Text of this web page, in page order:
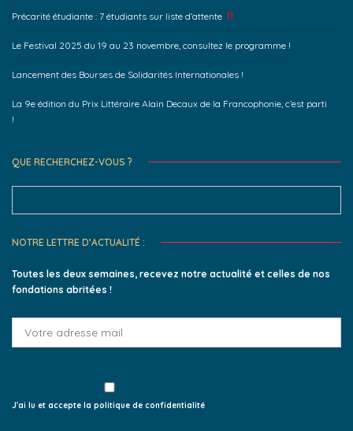
Précarité étudiante : 7 étudiants sur liste d’attente
Le Festival 2025 du 19 au 23 novembre, consultez le programme !
Lancement des Bourses de Solidarités Internationales !
La 9e édition du Prix Littéraire Alain Decaux de la Francophonie, c’est parti
!
QUE RECHERCHEZ-VOUS ?
Search
NOTRE LETTRE D’ACTUALITÉ :
Toutes les deux semaines, recevez notre actualité et celles de nos
fondations abritées !
J'ai lu et accepte la politique de confidentialité